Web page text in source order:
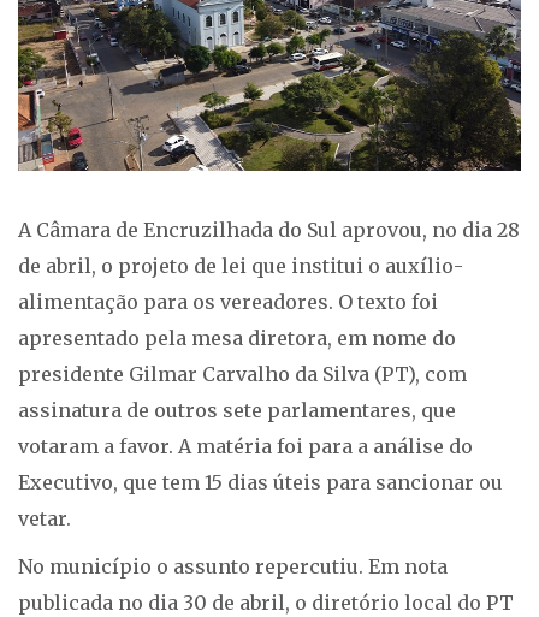
A Câmara de Encruzilhada do Sul aprovou, no dia 28
de abril, o projeto de lei que institui o auxílio-
alimentação para os vereadores. O texto foi
apresentado pela mesa diretora, em nome do
presidente Gilmar Carvalho da Silva (PT), com
assinatura de outros sete parlamentares, que
votaram a favor. A matéria foi para a análise do
Executivo, que tem 15 dias úteis para sancionar ou
vetar.
No município o assunto repercutiu. Em nota
publicada no dia 30 de abril, o diretório local do PT